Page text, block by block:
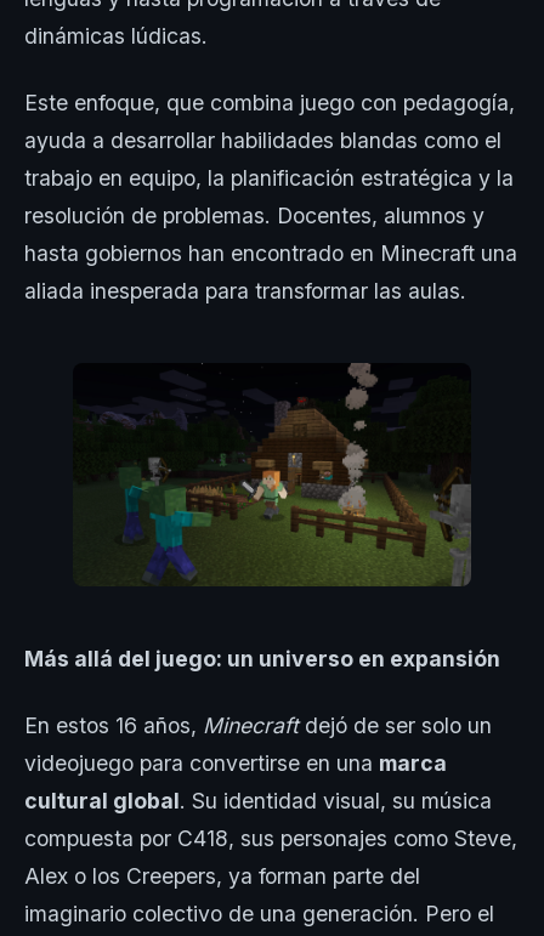
dinámicas lúdicas.
Este enfoque, que combina juego con pedagogía,
ayuda a desarrollar habilidades blandas como el
trabajo en equipo, la planificación estratégica y la
resolución de problemas. Docentes, alumnos y
hasta gobiernos han encontrado en Minecraft una
aliada inesperada para transformar las aulas.
Más allá del juego: un universo en expansión
En estos 16 años, Minecraftdejó de ser solo un
videojuego para convertirse en una marca
cultural global. Su identidad visual, su música
compuesta por C418, sus personajes como Steve,
Alex o los Creepers, ya forman parte del
imaginario colectivo de una generación. Pero el